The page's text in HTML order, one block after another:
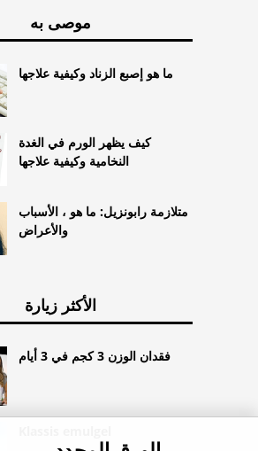
موصى به
ما هو إصبع الزناد وكيفية علاجها
كيف يظهر الورم في الغدة
النخامية وكيفية علاجها
متلازمة رابونزيل: ما هو ، الأسباب
والأعراض
الأكثر زيارة
فقدان الوزن 3 كجم في 3 أيام